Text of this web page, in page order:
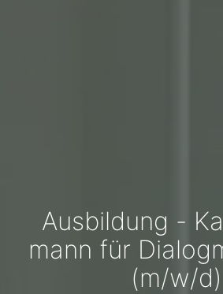
Ausbildung -
mann für
(m/w/d)